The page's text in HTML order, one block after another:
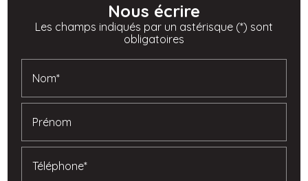
Nous écrire
Les champs indiqués par un astérisque (*) sont
obligatoires
Nom*
Prénom
Téléphone*